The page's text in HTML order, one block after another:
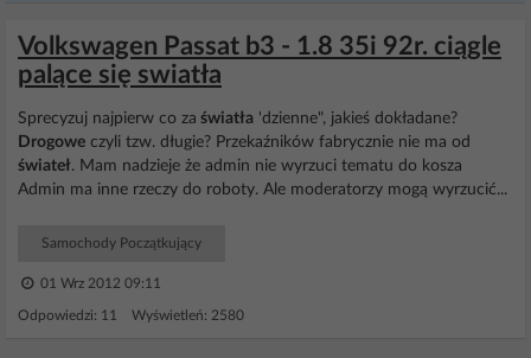
Volkswagen Passat b3 - 1.8 35i 92r. ciągle
palące się swiatła
Sprecyzuj najpierw co za światła 'dzienne", jakieś dokładane?
Drogowe czyli tzw. długie? Przekaźników fabrycznie nie ma od
świateł. Mam nadzieje że admin nie wyrzuci tematu do kosza
Admin ma inne rzeczy do roboty. Ale moderatorzy mogą wyrzucić...
Samochody Początkujący
01 Wrz 2012 09:11
Odpowiedzi: 11 Wyświetleń: 2580